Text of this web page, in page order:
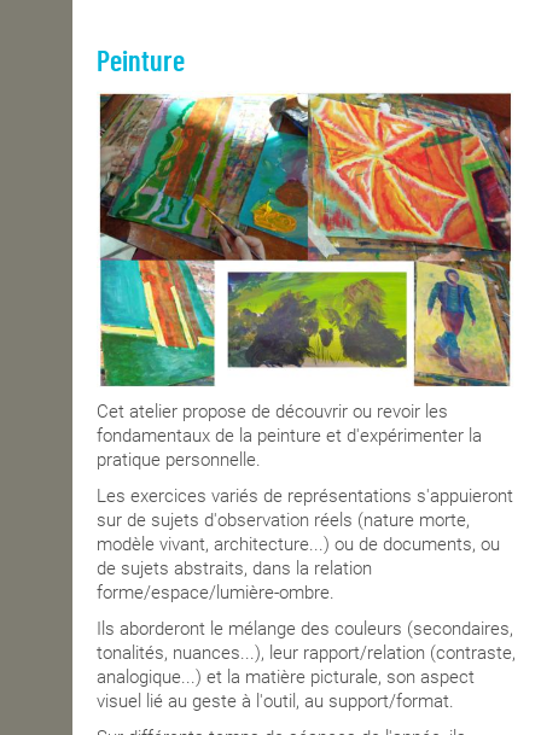
Peinture
Cet atelier propose de découvrir ou revoir les
fondamentaux de la peinture et d'expérimenter la
pratique personnelle.
Les exercices variés de représentations s'appuieront
sur de sujets d'observation réels (nature morte,
modèle vivant, architecture...) ou de documents, ou
de sujets abstraits, dans la relation
forme/espace/lumière-ombre.
Ils aborderont le mélange des couleurs (secondaires,
tonalités, nuances...), leur rapport/relation (contraste,
analogique...) et la matière picturale, son aspect
visuel lié au geste à l'outil, au support/format.